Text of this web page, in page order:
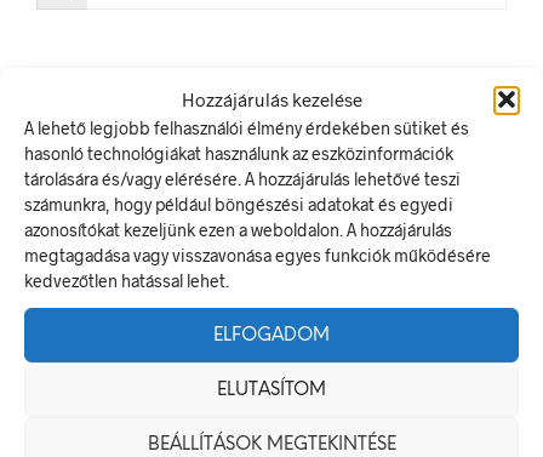
Hozzájárulás kezelése
A lehető legjobb felhasználói élmény érdekében sütiket és
hasonló technológiákat használunk az eszközinformációk
tárolására és/vagy elérésére. A hozzájárulás lehetővé teszi
számunkra, hogy például böngészési adatokat és egyedi
azonosítókat kezeljünk ezen a weboldalon. A hozzájárulás
megtagadása vagy visszavonása egyes funkciók működésére
kedvezőtlen hatással lehet.
ELFOGADOM
ELUTASÍTOM
BEÁLLÍTÁSOK MEGTEKINTÉSE
LEGUTÓBBI BEJEGYZÉSEK
Munkavédelmi Táblák És Biztonsági Jelzések – Miért
Nélkülözhetetlenek A Munkahelyen?
Jól Láthatósági Mellény: Miért Fontos, Hogyan Válaszd Ki,
És Hogyan Teheted Egyedivé?
Céges Logóval Ellátott Pólók: Az Identitás És Csapatszellem
A Biztonságos Hulladékgazdálkodás: A Hulladékgyűjtő
A Munkavédelmi Rendelet És A Biztonsági Táblák: Az